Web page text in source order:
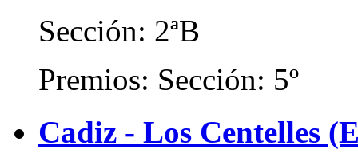
Sección: 2ªB
Premios: Sección: 5º
Cadiz - Los Centelles